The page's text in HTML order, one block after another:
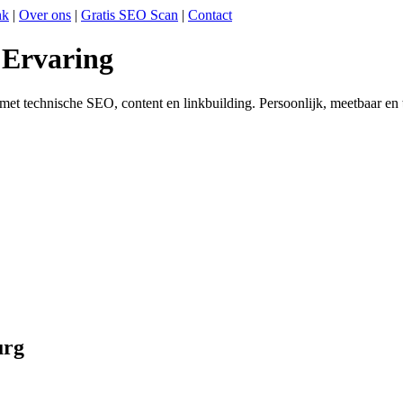
| Over ons | Gratis SEO Scan | Contact
Ervaring
technische SEO, content en linkbuilding. Persoonlijk, meetbaar